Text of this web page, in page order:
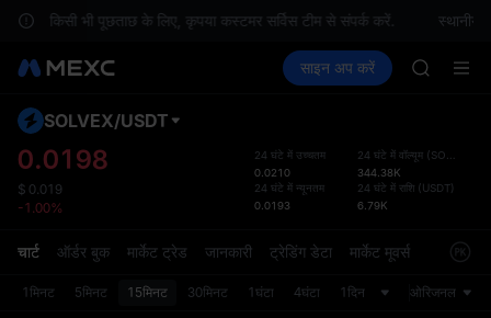
हैं. किसी भी पूछताछ के लिए, कृपया कस्टमर सर्विस टीम से संपर्क करें. स्थानीय
स्पॉट फ़्यूचर्स SPCX कमाएँ
साइन अप करें
Unitree
SPCX
Unitree
HFT
UNITREE
को
SOLVEX/USDT
0.0198
$ 0.019
-1.00%
24 घंटे में उच्चतम
0.0210
24 घंटे में न्यूनतम
0.0193
24 घंटे में वॉल्यूम (SOLVEX
344.38K
24 घंटे में राशि (USDT)
6.79K
चार्ट ऑर्डर बुक मार्केट ट्रेड जानकारी ट्रेडिंग डेटा मार्केट मूवर्स
1मिनट 5मिनट 15मिनट 30मिनट 1घंटा 4घंटा 1दिन ओरिजनल